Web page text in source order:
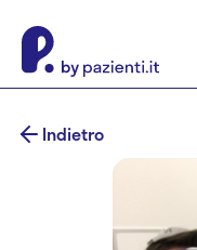
Indietro